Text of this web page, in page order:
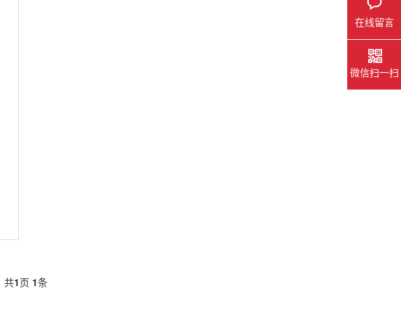
共1页 1条
在线留言
微信扫一扫